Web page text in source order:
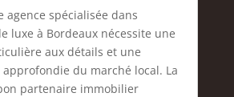
agence spécialisée dans
luxe à Bordeaux nécessite une
aux détails et une
approfondie du marché local. La
partenaire immobilier